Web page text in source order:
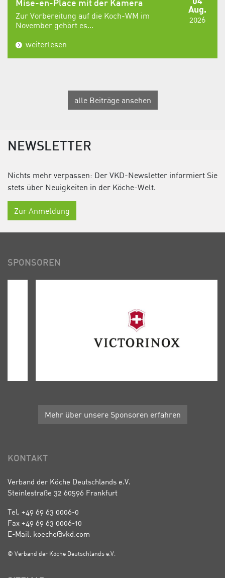
Aug.
2026
Mise-en-Place mit der Kamera
Zur Vorbereitung auf die Koch-WM im
November gehört es...
weiterlesen
alle Beiträge ansehen
NEWSLETTER
Nichts mehr verpassen: Der VKD-Newsletter informiert Sie
stets über Neuigkeiten in der Köche-Welt.
Zur Anmeldung
SPONSOREN
Mehr über unsere Sponsoren erfahren
KONTAKT
Verband der Köche Deutschlands e.V.
Steinlestraße 32 60596 Frankfurt
Tel. +49 69 63 0006-0
Fax +49 69 63 0006-10
E-Mail: koeche@vkd.com
© Verband der Köche Deutschlands e.V.